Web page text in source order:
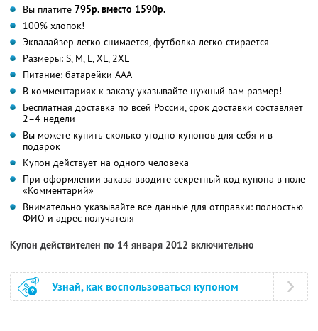
Вы платите 795р. вместо 1590р.
100% хлопок!
Эквалайзер легко снимается, футболка легко стирается
Размеры: S, M, L, XL, 2XL
Питание: батарейки AAA
В комментариях к заказу указывайте нужный вам размер!
Бесплатная доставка по всей России, срок доставки составляет
2–4 недели
Вы можете купить сколько угодно купонов для себя и в
подарок
Купон действует на одного человека
При оформлении заказа вводите секретный код купона в поле
«Комментарий»
Внимательно указывайте все данные для отправки: полностью
ФИО и адрес получателя
Купон действителен по 14 января 2012 включительно
Узнай, как воспользоваться купоном